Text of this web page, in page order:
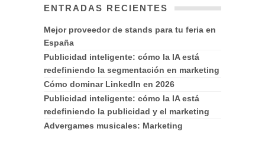
ENTRADAS RECIENTES
Mejor proveedor de stands para tu feria en
España
Publicidad inteligente: cómo la IA está
redefiniendo la segmentación en marketing
Cómo dominar LinkedIn en 2026
Publicidad inteligente: cómo la IA está
redefiniendo la publicidad y el marketing
Advergames musicales: Marketing